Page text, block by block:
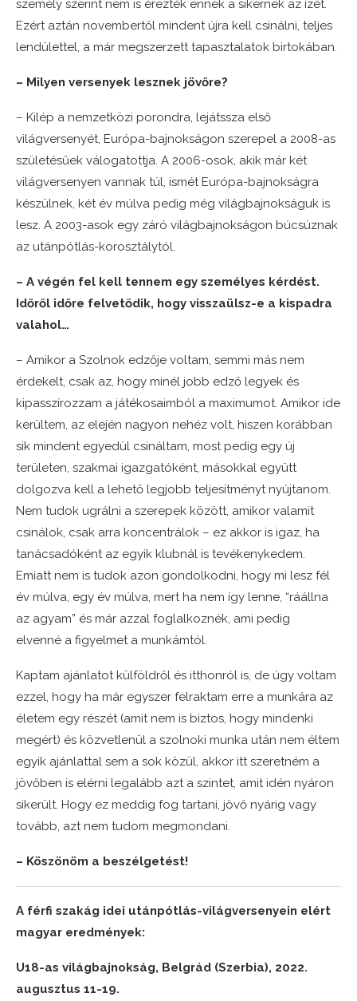
személy szerint nem is érezték ennek a sikernek az ízét.
Ezért aztán novembertől mindent újra kell csinálni, teljes
lendülettel, a már megszerzett tapasztalatok birtokában.
– Milyen versenyek lesznek jövőre?
– Kilép a nemzetközi porondra, lejátssza első
világversenyét, Európa-bajnokságon szerepel a 2008-as
születésűek válogatottja. A 2006-osok, akik már két
világversenyen vannak túl, ismét Európa-bajnokságra
készülnek, két év múlva pedig még világbajnokságuk is
lesz. A 2003-asok egy záró világbajnokságon búcsúznak
az utánpótlás-korosztálytól.
– A végén fel kell tennem egy személyes kérdést.
Időről időre felvetődik, hogy visszaülsz-e a kispadra
valahol…
– Amikor a Szolnok edzője voltam, semmi más nem
érdekelt, csak az, hogy minél jobb edző legyek és
kipasszírozzam a játékosaimból a maximumot. Amikor ide
kerültem, az elején nagyon nehéz volt, hiszen korábban
sik mindent egyedül csináltam, most pedig egy új
területen, szakmai igazgatóként, másokkal együtt
dolgozva kell a lehető legjobb teljesítményt nyújtanom.
Nem tudok ugrálni a szerepek között, amikor valamit
csinálok, csak arra koncentrálok – ez akkor is igaz, ha
tanácsadóként az egyik klubnál is tevékenykedem.
Emiatt nem is tudok azon gondolkodni, hogy mi lesz fél
év múlva, egy év múlva, mert ha nem így lenne, “ráállna
az agyam” és már azzal foglalkoznék, ami pedig
elvenné a figyelmet a munkámtól.
Kaptam ajánlatot külföldről és itthonról is, de úgy voltam
ezzel, hogy ha már egyszer felraktam erre a munkára az
életem egy részét (amit nem is biztos, hogy mindenki
megért) és közvetlenül a szolnoki munka után nem éltem
egyik ajánlattal sem a sok közül, akkor itt szeretném a
jövőben is elérni legalább azt a szintet, amit idén nyáron
sikerült. Hogy ez meddig fog tartani, jövő nyárig vagy
tovább, azt nem tudom megmondani.
– Köszönöm a beszélgetést!
A férfi szakág idei utánpótlás-világversenyein elért
magyar eredmények:
U18-as világbajnokság, Belgrád (Szerbia), 2022.
augusztus 11-19.